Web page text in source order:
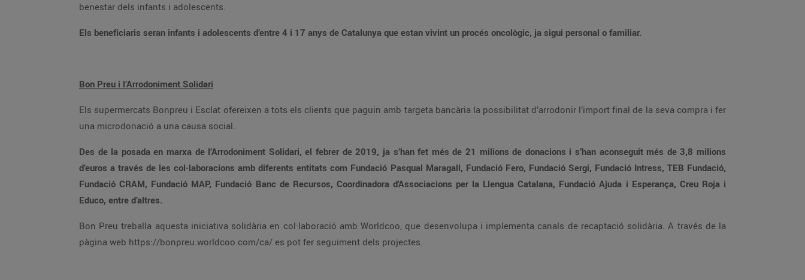
benestar dels infants i adolescents.
Els beneficiaris seran infants i adolescents d’entre 4 i 17 anys de Catalunya que estan vivint un procés oncològic, ja sigui personal o familiar.
Bon Preu i l’Arrodoniment Solidari
Els supermercats Bonpreu i Esclat ofereixen a tots els clients que paguin amb targeta bancària la possibilitat d’arrodonir l’import final de la seva compra i fer
una microdonació a una causa social.
Des de la posada en marxa de l’Arrodoniment Solidari, el febrer de 2019, ja s’han fet més de 21 milions de donacions i s’han aconseguit més de 3,8 milions
d’euros a través de les col·laboracions amb diferents entitats com Fundació Pasqual Maragall, Fundació Fero, Fundació Sergi, Fundació Intress, TEB Fundació,
Fundació CRAM, Fundació MAP, Fundació Banc de Recursos, Coordinadora d'Associacions per la Llengua Catalana, Fundació Ajuda i Esperança, Creu Roja i
Educo, entre d’altres.
Bon Preu treballa aquesta iniciativa solidària en col·laboració amb Worldcoo, que desenvolupa i implementa canals de recaptació solidària. A través de la
pàgina web https://bonpreu.worldcoo.com/ca/ es pot fer seguiment dels projectes.